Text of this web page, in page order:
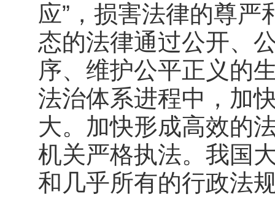
应”，损害法律的尊
态的法律通过公开、
序、维护公平正义的
法治体系进程中，加
大。加快形成高效的
机关严格执法。我国
和几乎所有的行政法